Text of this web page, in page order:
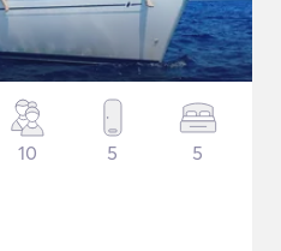
10 5 5